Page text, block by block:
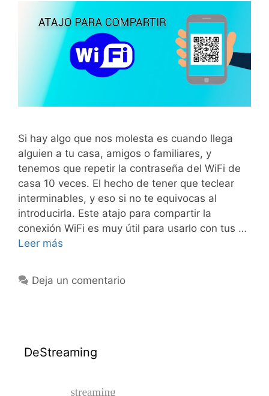
Si hay algo que nos molesta es cuando llega
alguien a tu casa, amigos o familiares, y
tenemos que repetir la contraseña del WiFi de
casa 10 veces. El hecho de tener que teclear
interminables, y eso si no te equivocas al
introducirla. Este atajo para compartir la
conexión WiFi es muy útil para usarlo con tus …
Leer más
Deja un comentario
DeStreaming